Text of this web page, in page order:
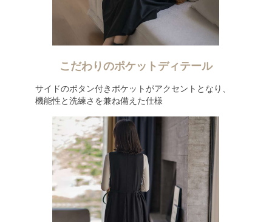
こだわりのポケットディテール
サイドのボタン付きポケットがアクセントとなり、
機能性と洗練さを兼ね備えた仕様